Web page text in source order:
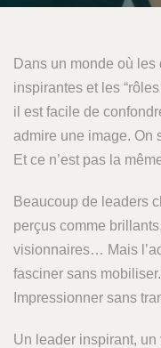
Dans un monde où
inspirantes et les
il est facile de
admire une image. On
Et ce n’est pas la
Beaucoup de leaders
perçus comme
visionnaires… Mais
fasciner sans
Impressionner sans
Un leader inspirant, un